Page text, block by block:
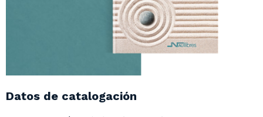
Datos de catalogación